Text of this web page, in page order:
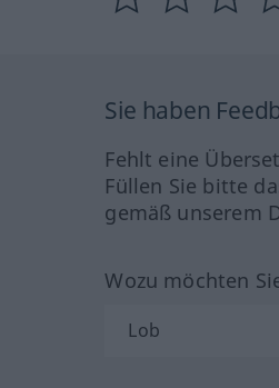
Sie haben
Fehlt eine
Füllen Sie bitte
gemäß unserem
Wozu möchten